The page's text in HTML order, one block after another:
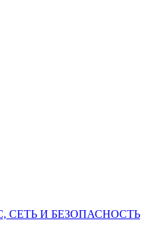
СЕТЬ И БЕЗОПАСНОСТЬ